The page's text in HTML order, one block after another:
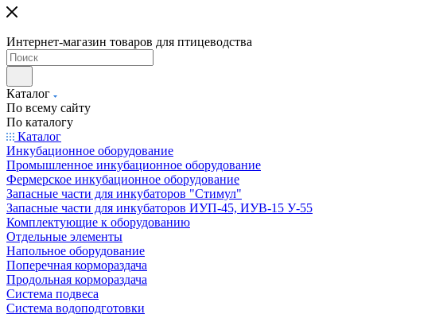
Интернет-магазин товаров для птицеводства
Каталог
По всему сайту
По каталогу
Каталог
Инкубационное оборудование
Промышленное инкубационное оборудование
Фермерское инкубационное оборудование
Запасные части для инкубаторов "Стимул"
Запасные части для инкубаторов ИУП-45, ИУВ-15 У-55
Комплектующие к оборудованию
Отдельные элементы
Напольное оборудование
Поперечная кормораздача
Продольная кормораздача
Система подвеса
Система водоподготовки